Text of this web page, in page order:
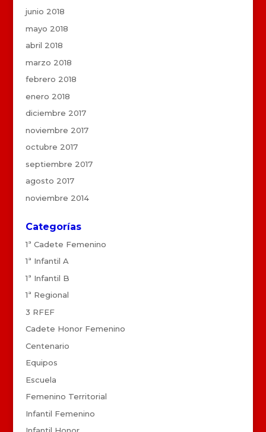
junio 2018
mayo 2018
abril 2018
marzo 2018
febrero 2018
enero 2018
diciembre 2017
noviembre 2017
octubre 2017
septiembre 2017
agosto 2017
noviembre 2014
Categorías
1ª Cadete Femenino
1ª Infantil A
1ª Infantil B
1ª Regional
3 RFEF
Cadete Honor Femenino
Centenario
Equipos
Escuela
Femenino Territorial
Infantil Femenino